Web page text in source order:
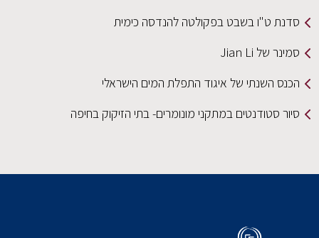
סדנת ט"ו בשבט בפקולטה להנדסה כימית
סמינר של Jian Li
הכנס השנתי של איגוד התפלת המים הישראלי
סיור סטודנטים במתקני מונומרים- בתי הזיקוק בחיפה